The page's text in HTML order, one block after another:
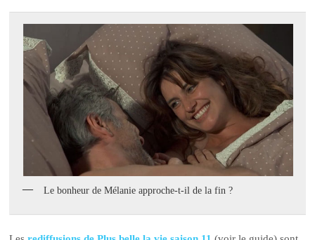
Le bonheur de Mélanie approche-t-il de la fin ?